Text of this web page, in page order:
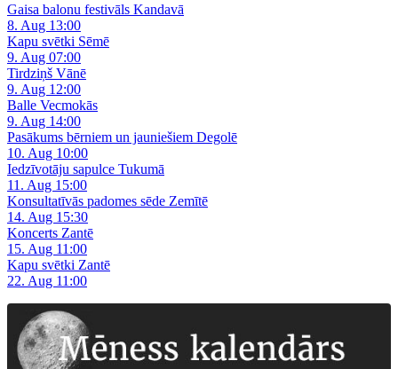
Gaisa balonu festivāls Kandavā
8. Aug 13:00
Kapu svētki Sēmē
9. Aug 07:00
Tirdziņš Vānē
9. Aug 12:00
Balle Vecmokās
9. Aug 14:00
Pasākums bērniem un jauniešiem Degolē
10. Aug 10:00
Iedzīvotāju sapulce Tukumā
11. Aug 15:00
Konsultatīvās padomes sēde Zemītē
14. Aug 15:30
Koncerts Zantē
15. Aug 11:00
Kapu svētki Zantē
22. Aug 11:00